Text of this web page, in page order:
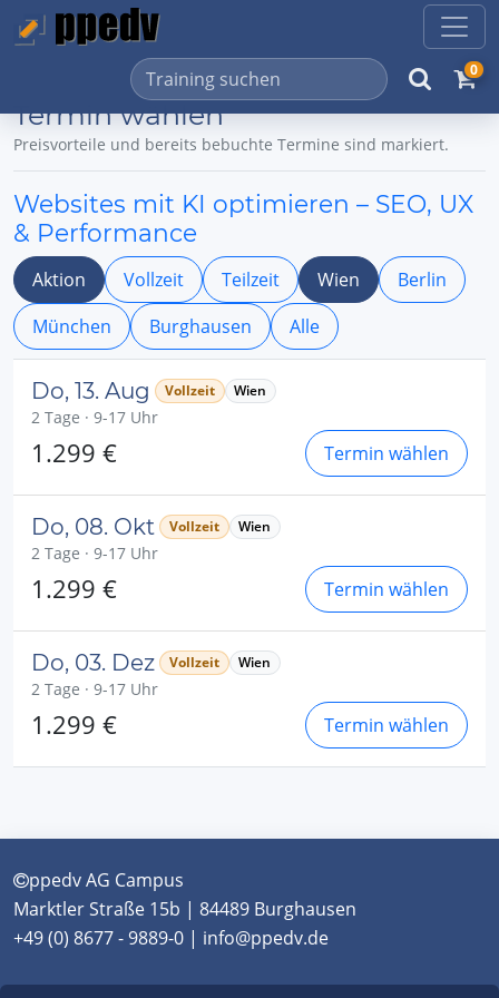
0
Termin wählen
Preisvorteile und bereits bebuchte Termine sind markiert.
Websites mit KI optimieren – SEO, UX
& Performance
Aktion Vollzeit Teilzeit Wien
Berlin
München
Burghausen Alle
Do, 13. Aug Vollzeit Wien
2 Tage · 9-17 Uhr
1.299 € Termin wählen
Do, 08. Okt Vollzeit Wien
2 Tage · 9-17 Uhr
1.299 € Termin wählen
Do, 03. Dez Vollzeit Wien
2 Tage · 9-17 Uhr
1.299 € Termin wählen
ppedv AG Campus
Marktler Straße 15b | 84489 Burghausen
+49 (0) 8677 - 9889-0 | info@ppedv.de